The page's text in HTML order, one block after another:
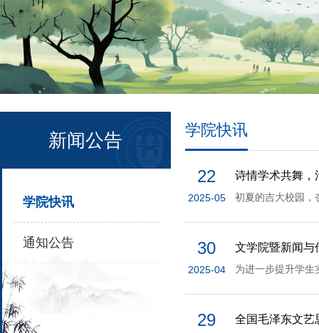
新闻公告
学院快讯
通知公告
学院快讯
诗情学术共舞
22
2025-05
文学院暨新闻与
30
2025-04
全国毛泽东文艺
29